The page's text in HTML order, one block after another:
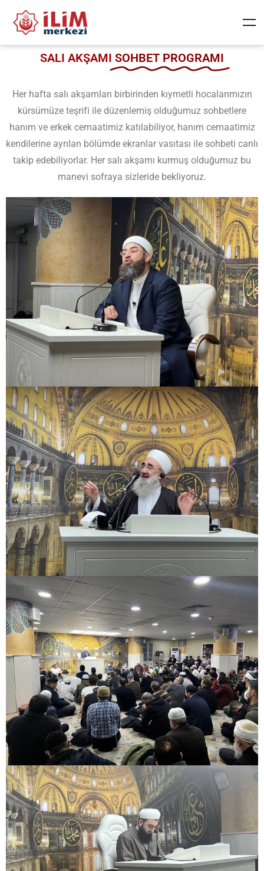
SALI AKŞAMI SOHBET PROGRAMI
Her hafta salı akşamları birbirinden kıymetli hocalarımızın
kürsümüze teşrifi ile düzenlemiş olduğumuz sohbetlere
hanım ve erkek cemaatimiz katılabiliyor, hanım cemaatimiz
kendilerine ayrılan bölümde ekranlar vasıtası ile sohbeti canlı
takip edebiliyorlar. Her salı akşamı kurmuş olduğumuz bu
manevi sofraya sizleride bekliyoruz.